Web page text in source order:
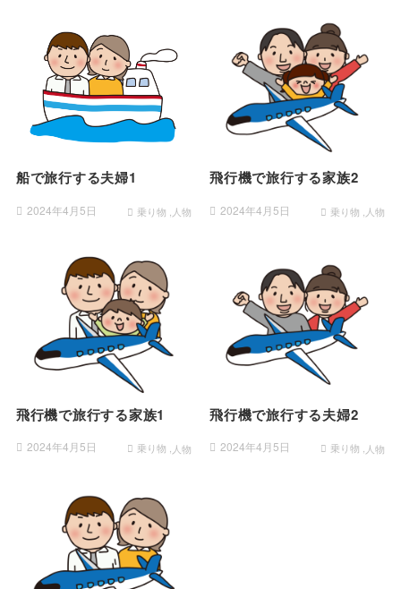
船で旅行する夫婦1
2024年4月5日 乗り物 人物
飛行機で旅行する家族2
2024年4月5日 乗り物 人物
飛行機で旅行する家族1
2024年4月5日 乗り物 人物
飛行機で旅行する夫婦2
2024年4月5日 乗り物 人物